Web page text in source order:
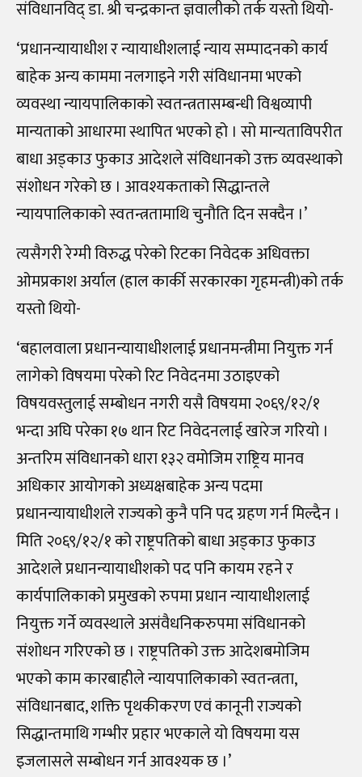
संविधानविद् डा. श्री चन्द्रकान्त ज्ञवालीको तर्क यस्तो थियो-
‘प्रधानन्यायाधीश र न्यायाधीशलाई न्याय सम्पादनको कार्य
बाहेक अन्य काममा नलगाइने गरी संविधानमा भएको
व्यवस्था न्यायपालिकाको स्वतन्त्रतासम्बन्धी विश्वव्यापी
मान्यताको आधारमा स्थापित भएको हो । सो मान्यताविपरीत
बाधा अड्काउ फुकाउ आदेशले संविधानको उक्त व्यवस्थाको
संशोधन गरेको छ । आवश्यकताको सिद्धान्तले
न्यायपालिकाको स्वतन्त्रतामाथि चुनौति दिन सक्दैन ।’
त्यसैगरी रेग्मी विरुद्ध परेको रिटका निवेदक अधिवक्ता
ओमप्रकाश अर्याल (हाल कार्की सरकारका गृहमन्त्री)को तर्क
यस्तो थियो-
‘बहालवाला प्रधानन्यायाधीशलाई प्रधानमन्त्रीमा नियुक्त गर्न
लागेको विषयमा परेको रिट निवेदनमा उठाइएको
विषयवस्तुलाई सम्बोधन नगरी यसै विषयमा २०६९/१२/१
भन्दा अघि परेका १७ थान रिट निवेदनलाई खारेज गरियो ।
अन्तरिम संविधानको धारा १३२ वमोजिम राष्ट्रिय मानव
अधिकार आयोगको अध्यक्षबाहेक अन्य पदमा
प्रधानन्यायाधीशले राज्यको कुनै पनि पद ग्रहण गर्न मिल्दैन ।
मिति २०६९/१२/१ को राष्ट्रपतिको बाधा अड्काउ फुकाउ
आदेशले प्रधानन्यायाधीशको पद पनि कायम रहने र
कार्यपालिकाको प्रमुखको रुपमा प्रधान न्यायाधीशलाई
नियुक्त गर्ने व्यवस्थाले असंवैधनिकरुपमा संविधानको
संशोधन गरिएको छ । राष्ट्रपतिको उक्त आदेशबमोजिम
भएको काम कारबाहीले न्यायपालिकाको स्वतन्त्रता,
संविधानबाद, शक्ति पृथकीकरण एवं कानूनी राज्यको
सिद्धान्तमाथि गम्भीर प्रहार भएकाले यो विषयमा यस
इजलासले सम्बोधन गर्न आवश्यक छ ।’